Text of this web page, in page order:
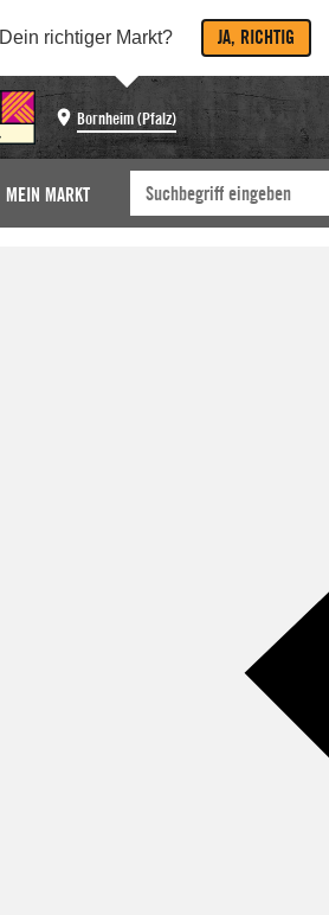
Dein richtiger Markt? JA, RICHTIG
Bornheim (Pfalz)
MEIN MARKT